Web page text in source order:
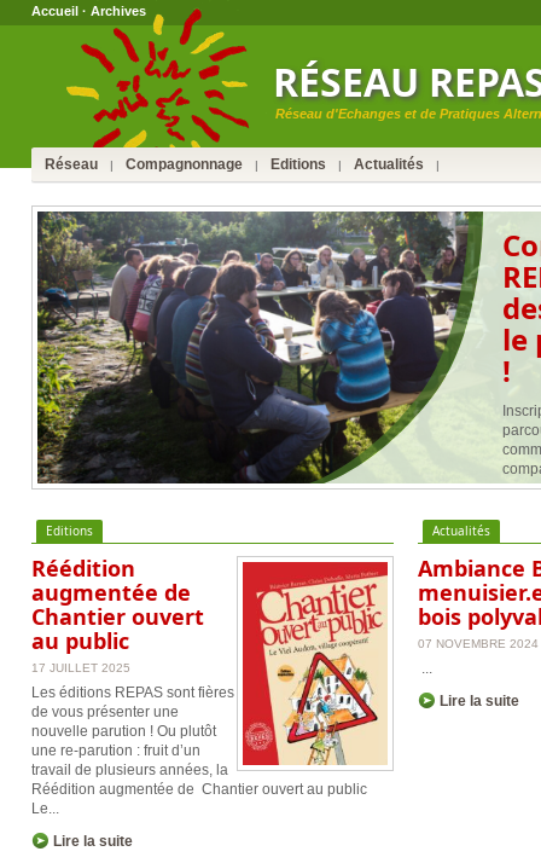
Accueil· Archives
RÉSEAU
Réseau d'Echanges et de Pratiques
Réseau | Compagnonnage | Editions | Actualités |
le
!
Editions
Réédition
augmentée de
Chantier ouvert
au public
17 JUILLET 2025
Les éditions REPAS sont fières
de vous présenter une
nouvelle parution ! Ou plutôt
une re-parution : fruit d’un
travail de plusieurs années, la
Réédition augmentée de Chantier ouvert au public
Le...
Lire la suite
Actualités
Ambiance
bois
07 NOVEMBRE 2024
...
Lire la suite